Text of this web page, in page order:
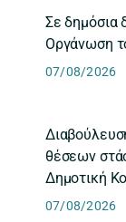
Σε δημόσια
Οργάνωση
07/08/2026
θέσεων
Δημοτική
07/08/2026